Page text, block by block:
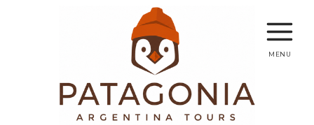
menu